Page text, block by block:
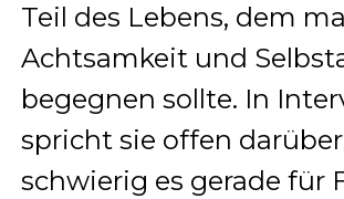
Teil des Lebens, dem
Achtsamkeit und
begegnen sollte. In
spricht sie offen
schwierig es gerade für